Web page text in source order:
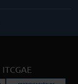
ITCGAE